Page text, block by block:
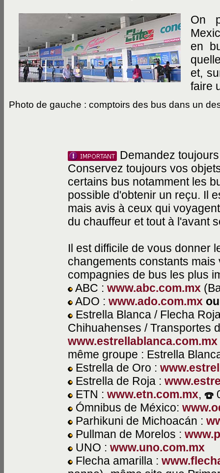
On
en
et,
faire
Photo de gauche : comptoirs des bus dans un
Demandez
Conservez toujours vos
certains bus notamment les
possible d'obtenir un reçu. Il
mais avis à ceux qui
du chauffeur et tout à l'avant
Il est difficile de vous donner
changements constants
compagnies de bus les plus
ABC : www.abc.com.mx
ADO : www.ado.com.mx ou
Estrella Blanca / Flecha
Chihuahenses / Transportes
www.estrellablanca.com.mx
même groupe : Estrella
Estrella de Oro :
Estrella de Roja :
ETN : www.etn.com.mx,
Ómnibus de México:
Parhikuni de Michoacán :
Pullman de Morelos :
UNO : www.uno.com.mx
Flecha amarilla :